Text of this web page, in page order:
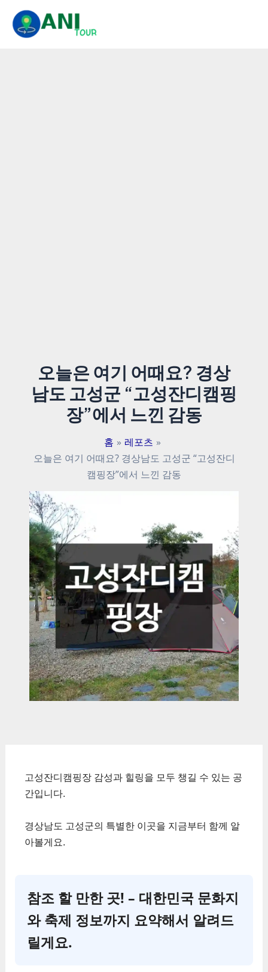
오늘은 여기 어때요? 경상
남도 고성군 “고성잔디캠핑
장”에서 느낀 감동
홈
레포츠
오늘은 여기 어때요? 경상남도 고성군 “고성잔디
캠핑장”에서 느낀 감동
고성잔디캠핑장 감성과 힐링을 모두 챙길 수 있는 공
간입니다.
경상남도 고성군의 특별한 이곳을 지금부터 함께 알
아볼게요.
참조 할 만한 곳! – 대한민국 문화지
와 축제 정보까지 요약해서 알려드
릴게요.